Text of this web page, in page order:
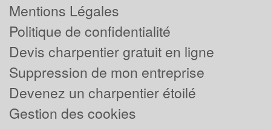
Mentions Légales
Politique de confidentialité
Devis charpentier gratuit en ligne
Suppression de mon entreprise
Devenez un charpentier étoilé
Gestion des cookies